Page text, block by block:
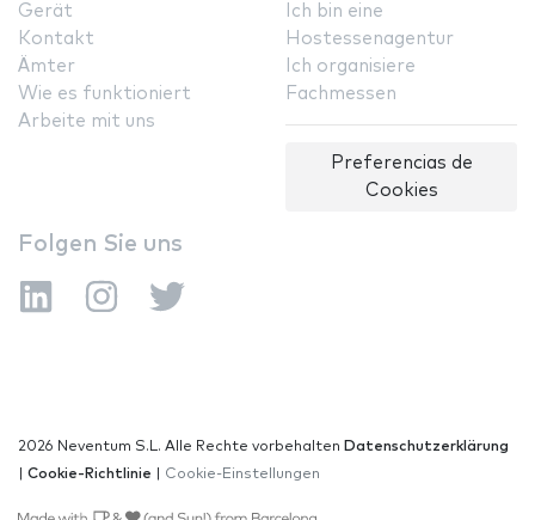
Gerät
Kontakt
Ämter
Wie es funktioniert
Arbeite mit uns
Ich bin eine
Hostessenagentur
Ich organisiere
Fachmessen
Preferencias de
Cookies
Folgen Sie uns
2026 Neventum S.L. Alle Rechte vorbehalten Datenschutzerklärung
Cookie-Richtlinie Cookie-Einstellungen